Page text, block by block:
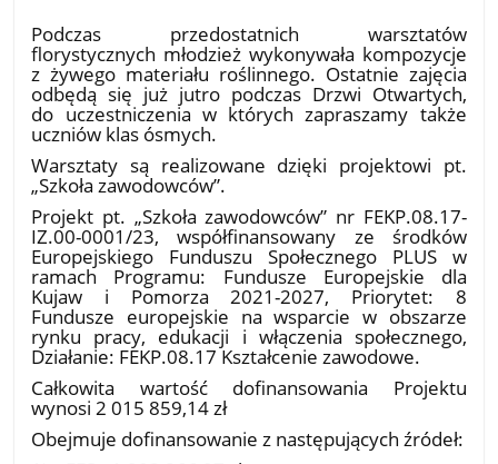
Podczas przedostatnich warsztatów
florystycznych młodzież wykonywała kompozycje
z żywego materiału roślinnego. Ostatnie zajęcia
odbędą się już jutro podczas Drzwi Otwartych,
do uczestniczenia w których zapraszamy także
uczniów klas ósmych.
Warsztaty są realizowane dzięki projektowi pt.
„Szkoła zawodowców”.
Projekt pt. „Szkoła zawodowców” nr FEKP.08.17-
IZ.00-0001/23, współfinansowany ze środków
Europejskiego Funduszu Społecznego PLUS w
ramach Programu: Fundusze Europejskie dla
Kujaw i Pomorza 2021-2027, Priorytet: 8
Fundusze europejskie na wsparcie w obszarze
rynku pracy, edukacji i włączenia społecznego,
Działanie: FEKP.08.17 Kształcenie zawodowe.
Całkowita wartość dofinansowania Projektu
wynosi 2 015 859,14 zł
Obejmuje dofinansowanie z następujących źródeł: